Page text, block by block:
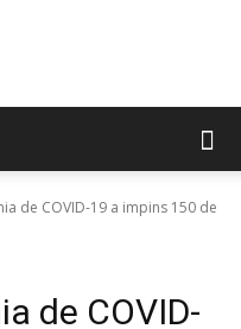
de COVID-19 a impins 150 de
de COVID-